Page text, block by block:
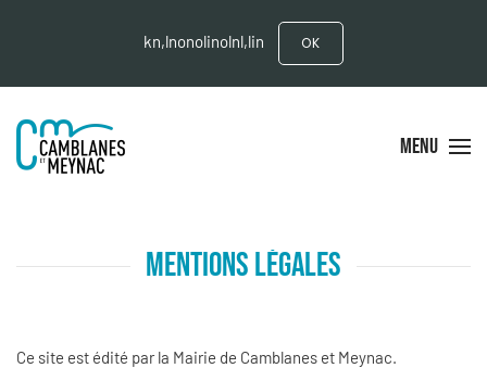
kn,lnonolinolnl,lin OK
MENU
MENTIONS LÉGALES
Ce site est édité par la Mairie de Camblanes et Meynac.